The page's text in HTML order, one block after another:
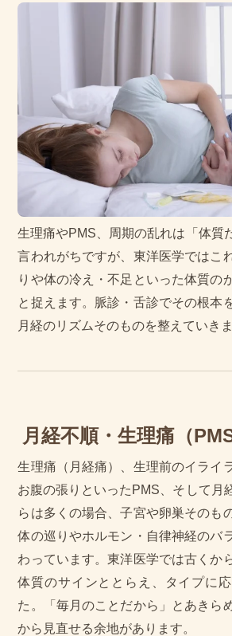
生理痛やPMS、周期の乱れは「体質
言われがちですが、東洋医学ではこ
りや体の冷え・不足といった体質の
と捉えます。脈診・舌診でその根本
月経のリズムそのものを整えていきま
月経不順・生理痛（
生理痛（月経痛）、生理前のイライ
お腹の張りといったPMS、そして月
らは多くの場合、子宮や卵巣そのも
体の巡りやホルモン・自律神経のバ
わっています。東洋医学では古くか
体質のサインととらえ、タイプに
た。「毎月のことだから」とあきら
から見直せる余地があります。